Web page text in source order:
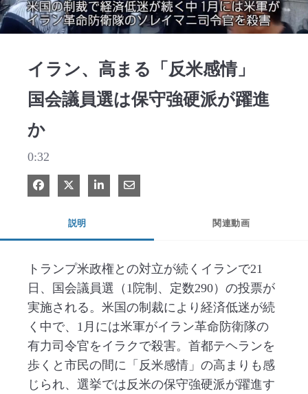
イラン、高まる「反米感情」
国会議員選は保守強硬派が躍進
か
0:32
Facebook で共有
Xで共有する
LinkedIn で共有
電子メールで共有
説明 関連動画
トランプ米政権との対立が続くイランで21
日、国会議員選（1院制、定数290）の投票が
実施される。米国の制裁により経済低迷が続
く中で、1月には米軍がイラン革命防衛隊の
有力司令官をイラクで殺害。首都テヘランを
歩くと市民の間に「反米感情」の高まりも感
じられ、選挙では反米の保守強硬派が躍進す